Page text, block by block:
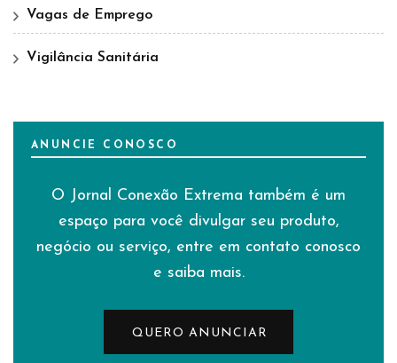
Vagas de Emprego
Vigilância Sanitária
ANUNCIE CONOSCO
O Jornal Conexão Extrema também é um
espaço para você divulgar seu produto,
negócio ou serviço, entre em contato conosco
e saiba mais.
QUERO ANUNCIAR